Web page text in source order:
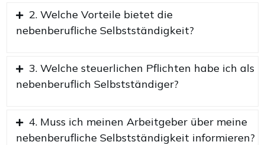
2. Welche Vorteile bietet die
nebenberufliche Selbstständigkeit?
3. Welche steuerlichen Pflichten habe ich als
nebenberuflich Selbstständiger?
4. Muss ich meinen Arbeitgeber über meine
nebenberufliche Selbstständigkeit informieren?